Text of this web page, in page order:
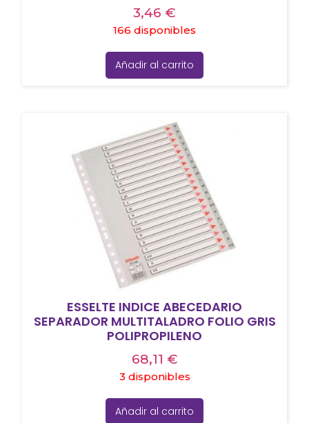
3,46 €
166 disponibles
Añadir al carrito
ESSELTE INDICE ABECEDARIO
SEPARADOR MULTITALADRO FOLIO GRIS
POLIPROPILENO
68,11 €
3 disponibles
Añadir al carrito